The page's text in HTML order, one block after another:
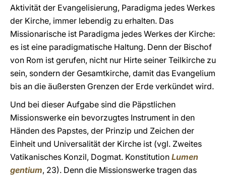
Aktivität der Evangelisierung, Paradigma jedes Werkes
der Kirche, immer lebendig zu erhalten. Das
Missionarische ist Paradigma jedes Werkes der Kirche:
es ist eine paradigmatische Haltung. Denn der Bischof
von Rom ist gerufen, nicht nur Hirte seiner Teilkirche zu
sein, sondern der Gesamtkirche, damit das Evangelium
bis an die äußersten Grenzen der Erde verkündet wird.
Und bei dieser Aufgabe sind die Päpstlichen
Missionswerke ein bevorzugtes Instrument in den
Händen des Papstes, der Prinzip und Zeichen der
Einheit und Universalität der Kirche ist (vgl. Zweites
Vatikanisches Konzil, Dogmat. Konstitution Lumen
gentium, 23). Denn die Missionswerke tragen das